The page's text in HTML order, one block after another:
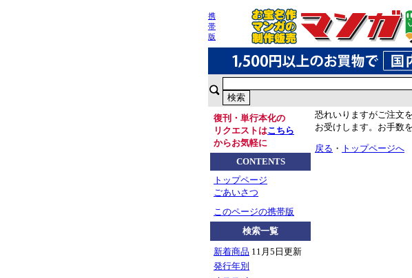
携
帯
版
復刊・単行本化の
リクエストはこちら
からお気軽に
CONTENTS
トップページ
ごあいさつ
このページの携帯版
検索一覧
新着商品 11月5日更新
発行年別
恐れいりますがご注文
お受けします。お手数
戻る ・ トップページへ